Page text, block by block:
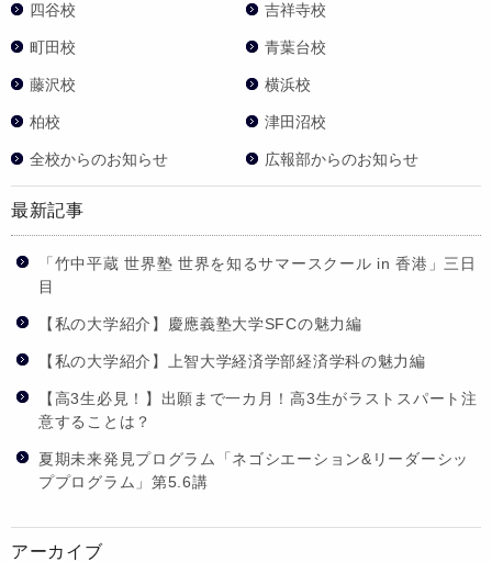
四谷校 吉祥寺校
町田校 青葉台校
藤沢校 横浜校
柏校 津田沼校
全校からのお知らせ 広報部からのお知らせ
最新記事
「竹中平蔵 世界塾 世界を知るサマースクール in 香港」三日
目
【私の大学紹介】慶應義塾大学SFCの魅力編
【私の大学紹介】上智大学経済学部経済学科の魅力編
【高3生必見！】出願まで一カ月！高3生がラストスパート注
意することは？
夏期未来発見プログラム「ネゴシエーション&リーダーシッ
ププログラム」第5.6講
アーカイブ